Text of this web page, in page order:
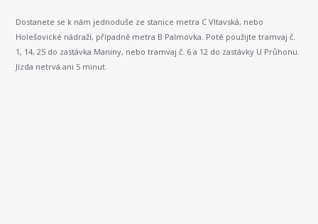
Dostanete se k nám jednoduše ze stanice metra C Vltavská, nebo
Holešovické nádraží, případně metra B Palmovka. Poté použijte tramvaj č.
1, 14, 25 do zastávka Maniny, nebo tramvaj č. 6 a 12 do zastávky U Průhonu.
Jízda netrvá ani 5 minut.